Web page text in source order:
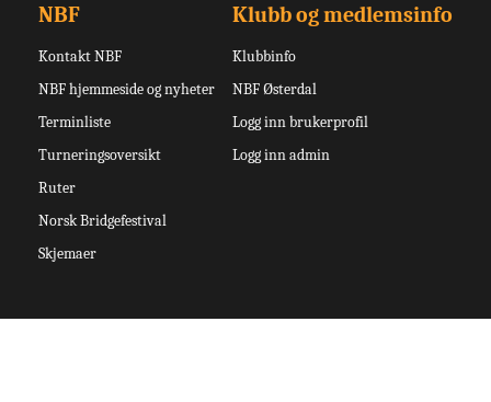
NBF
Kontakt NBF
NBF hjemmeside og nyheter
Terminliste
Turneringsoversikt
Ruter
Norsk Bridgefestival
Skjemaer
Klubb og medlemsinfo
Klubbinfo
NBF Østerdal
Logg inn brukerprofil
Logg inn admin